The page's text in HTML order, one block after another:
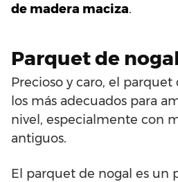
de madera maciza.
Parquet de nogal
Precioso y caro, el
los más adecuados para
nivel, especialmente con
antiguos.
El parquet de nogal es un